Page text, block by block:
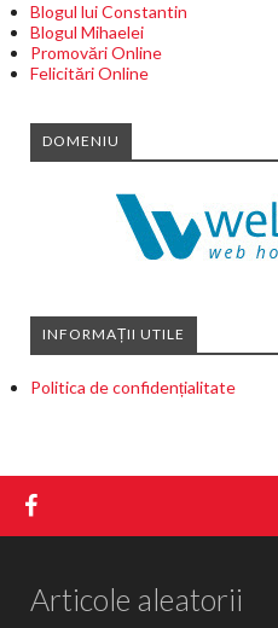
Blogul lui Constantin
Blogul Mihaelei
Promovări Online
Felicitări Online
DOMENIU
INFORMAȚII UTILE
Politica de confidențialitate
Articole aleatorii